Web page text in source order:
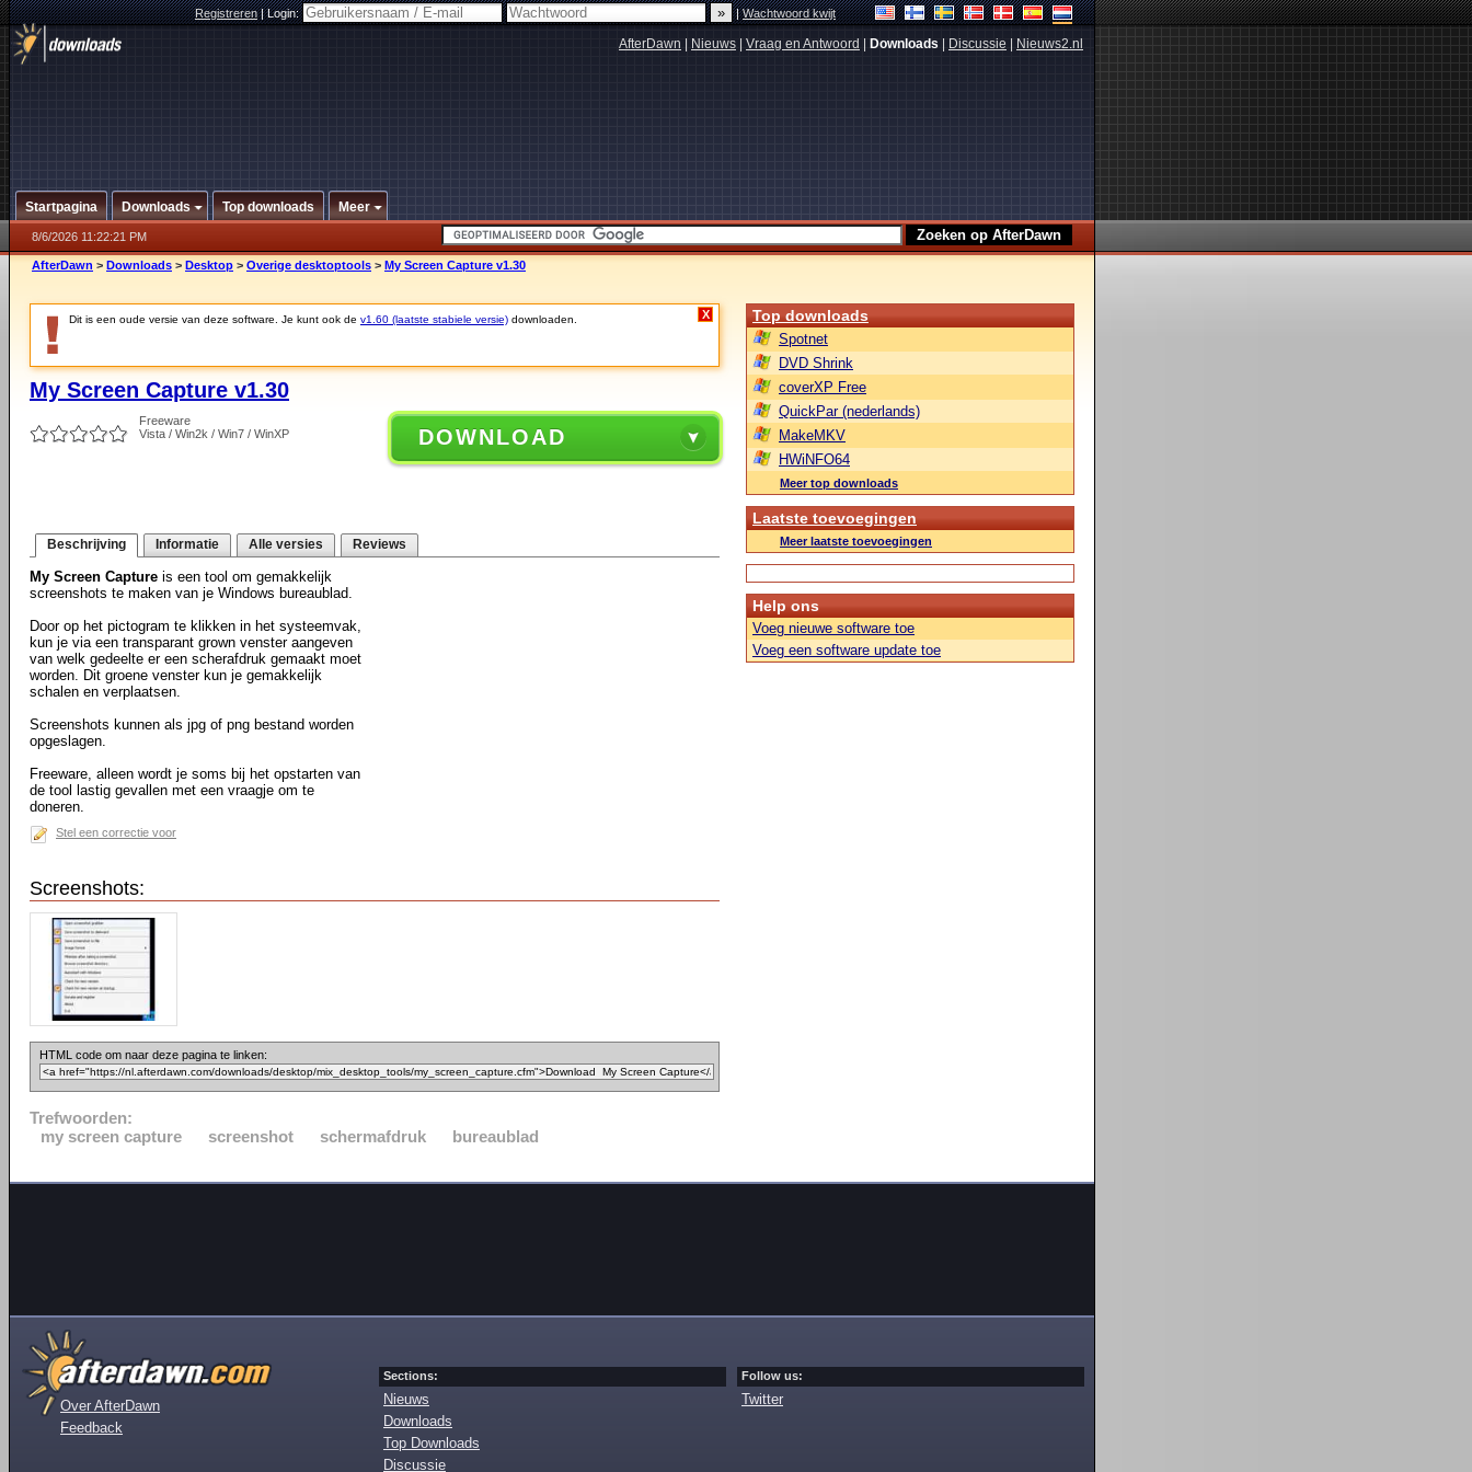
Registreren|Login: |Wachtwoord kwijt
AfterDawn Nieuws Vraag en Antwoord Downloads Discussie Nieuws2.nl
Startpagina Downloads Top downloads Meer
8/6/2026 11:22:21 PM
AfterDawn > Downloads > Desktop > Overige desktoptools > My Screen Capture v1.30
Dit is een oude versie van deze software. Je kunt ook de v1.60 (laatste stabiele versie) downloaden. X
My Screen Capture v1.30
Freeware
Vista / Win2k / Win7 / WinXP
DOWNLOAD
Beschrijving Informatie Alle versies Reviews
My Screen Capture is een tool om gemakkelijk
screenshots te maken van je Windows bureaublad.
Door op het pictogram te klikken in het systeemvak,
kun je via een transparant grown venster aangeven
van welk gedeelte er een scherafdruk gemaakt moet
worden. Dit groene venster kun je gemakkelijk
schalen en verplaatsen.
Screenshots kunnen als jpg of png bestand worden
opgeslagen.
Freeware, alleen wordt je soms bij het opstarten van
de tool lastig gevallen met een vraagje om te
doneren.
Stel een correctie voor
Screenshots:
HTML code om naar deze pagina te linken:
Trefwoorden:
my screen capture
screenshot schermafdruk bureaublad
Top downloads
Spotnet
DVD Shrink
coverXP Free
QuickPar (nederlands)
MakeMKV
HWiNFO64
Meer top downloads
Laatste toevoegingen
Meer laatste toevoegingen
Help ons
Voeg nieuwe software toe
Voeg een software update toe
Over AfterDawn
Feedback
Sections:
Nieuws
Downloads
Top Downloads
Discussie
Follow us:
Twitter